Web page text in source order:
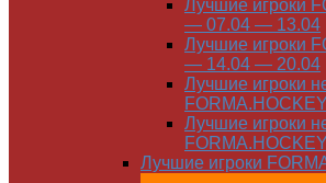
Лучшие игроки
— 07.04 — 13.04
Лучшие игроки
— 14.04 — 20.04
Лучшие игроки
Лучшие игроки
Лучшие игроки